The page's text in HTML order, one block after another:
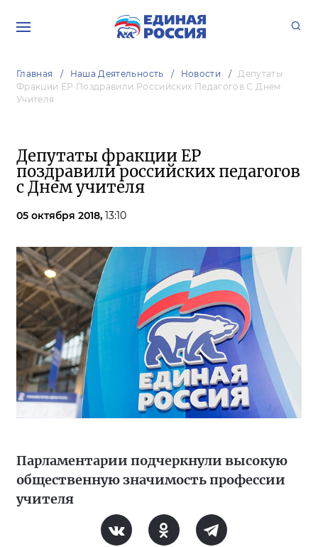
Главная Наша Деятельность Новости
Депутаты
Фракции ЕР Поздравили Российских Педагогов С Днем
Учителя
Депутаты фракции ЕР
поздравили российских педагогов
с Днем учителя
05 октября 2018, 13:10
Парламентарии подчеркнули высокую
общественную значимость профессии
учителя